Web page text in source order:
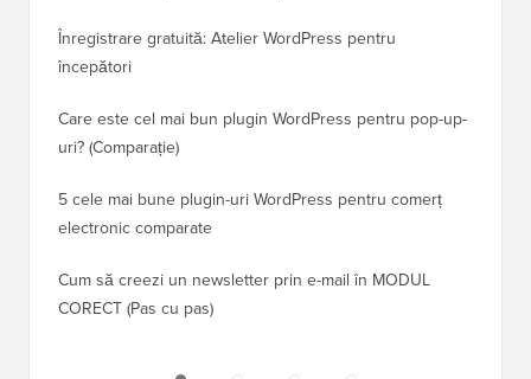
Înregistrare gratuită: Atelier WordPress pentru
începători
Care este cel mai bun plugin WordPress pentru pop-up-
uri? (Comparație)
5 cele mai bune plugin-uri WordPress pentru comerț
electronic comparate
Cum să creezi un newsletter prin e-mail în MODUL
CORECT (Pas cu pas)